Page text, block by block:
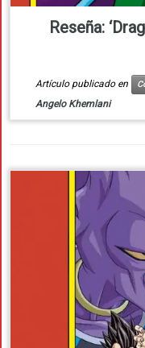
Reseña:
Artículo publicado en
Angelo Khemlani